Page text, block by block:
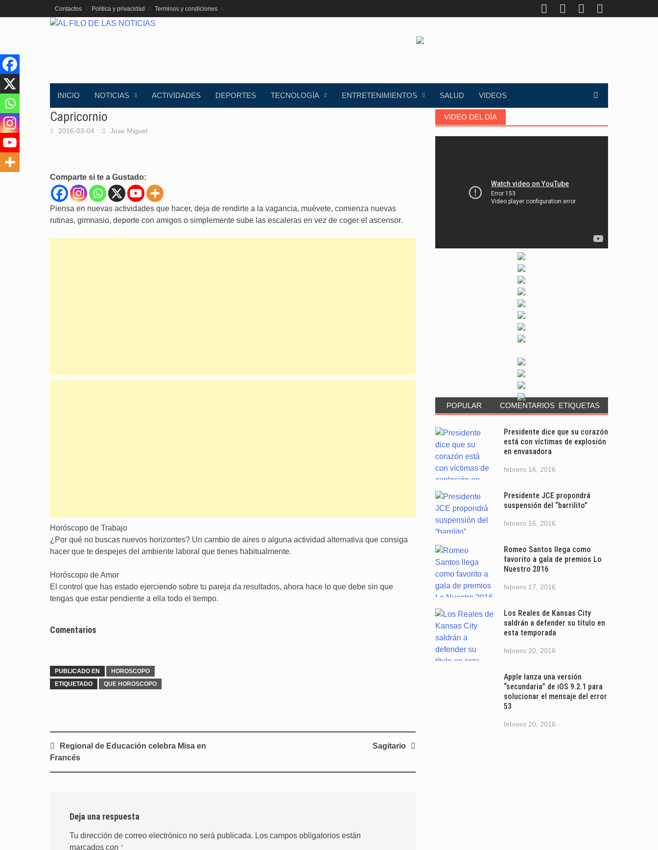
al
Contactos Politica y privacidad Terminos y condiciones
INICIO NOTICIAS ACTIVIDADES DEPORTES TECNOLOGÍA ENTRETENIMIENTOS SALUD VIDEOS
Capricornio
2016-03-04 Jose Miguel
Comparte si te a Gustado:
Piensa en nuevas actividades que hacer, deja de rendirte a la vagancia, muévete, comienza nuevas
rutinas, gimnasio, deporte con amigos o simplemente sube las escaleras en vez de coger el ascensor.
Horóscopo de Trabajo
¿Por qué no buscas nuevos horizontes? Un cambio de aires o alguna actividad alternativa que consiga
hacer que te despejes del ambiente laboral que tienes habitualmente.
Horóscopo de Amor
El control que has estado ejerciendo sobre tu pareja da resultados, ahora hace lo que debe sin que
tengas que estar pendiente a ella todo el tiempo.
Comentarios
PUBLICADO EN
HOROSCOPO
ETIQUETADO
QUE HOROSCOPO
Navegación
de
Regional de Educación celebra Misa en
Francés
Sagitario
Deja una respuesta
Tu dirección de correo electrónico no será publicada. Los campos obligatorios están
marcados con *
VIDEO DEL DÍA
POPULAR COMENTARIOS ETIQUETAS
Presidente dice que su corazón
está con víctimas de explosión
en envasadora
febrero 16, 2016
Presidente JCE propondrá
suspensión del “barrilito”
febrero 16, 2016
Romeo Santos llega como
favorito a gala de premios Lo
Nuestro 2016
febrero 17, 2016
Los Reales de Kansas City
saldrán a defender su título en
esta temporada
febrero 20, 2016
Apple lanza una versión
“secundaria” de iOS 9.2.1 para
solucionar el mensaje del error
53
febrero 20, 2016